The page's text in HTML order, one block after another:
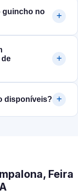
guincho no
de
disponíveis?
Feira